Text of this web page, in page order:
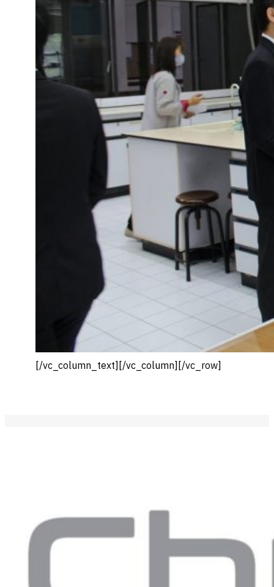
[/vc_column_text][/vc_column][/vc_row]